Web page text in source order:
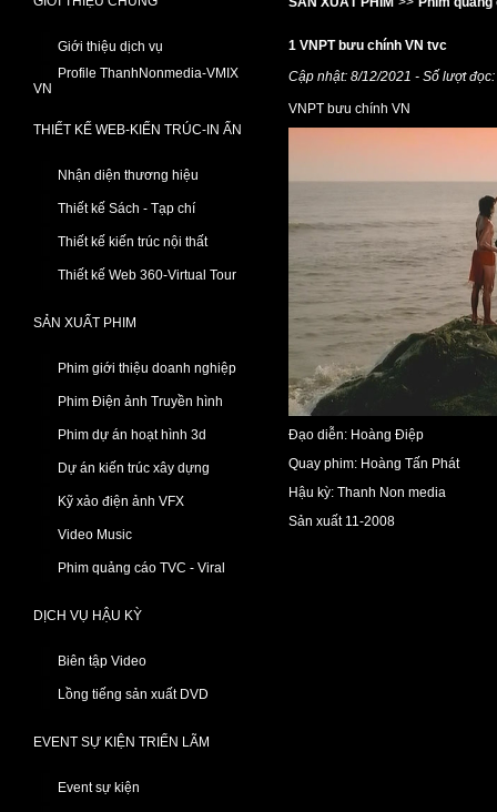
Giới thiệu dịch vụ
Profile ThanhNonmedia-VMIX
VN
THIẾT KẾ WEB-KIẾN TRÚC-IN ẤN
Nhận diện thương hiệu
Thiết kế Sách - Tạp chí
Thiết kế kiến trúc nội thất
Thiết kế Web 360-Virtual Tour
SẢN XUẤT PHIM
Phim giới thiệu doanh nghiệp
Phim Điện ảnh Truyền hình
Phim dự án hoạt hình 3d
Dự án kiến trúc xây dựng
Kỹ xảo điện ảnh VFX
Video Music
Phim quảng cáo TVC - Viral
DỊCH VỤ HẬU KỲ
Biên tập Video
Lồng tiếng sản xuất DVD
EVENT SỰ KIỆN TRIỂN LÃM
Event sự kiện
1 VNPT bưu chính VN tvc
Cập nhật: 8/12/2021 - Số lượt
VNPT bưu chính VN
Đạo diễn: Hoàng Điệp
Quay phim: Hoàng Tấn Phát
Hậu kỳ: Thanh Non media
Sản xuất 11-2008